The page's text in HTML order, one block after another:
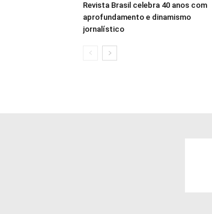
Revista Brasil celebra 40 anos com
aprofundamento e dinamismo
jornalístico